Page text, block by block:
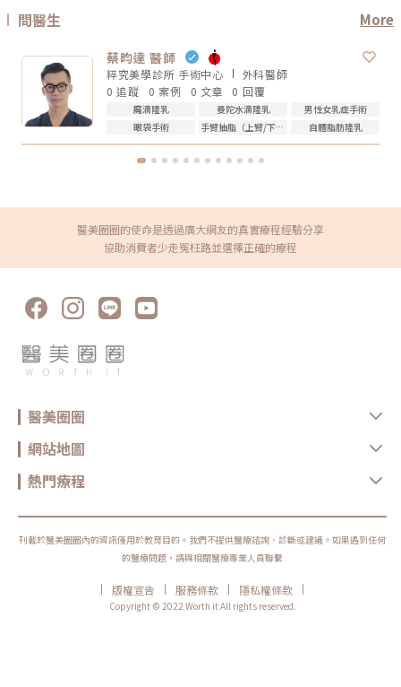
可能會有短暫泛紅、腫脹、痠感或觸痛，通常會逐漸緩解。實際狀況仍需依
防初老、改善膚質鬆弛，可以先從電波或其他較溫和的保養型療程評估。若
已經有明顯輪廓下垂，也可以和醫師討論音波。但年齡不是唯一標準，皮膚
厚度、脂肪量、鬆弛程度更重要。Q4：電波音波可以取代拉皮手術嗎？不
能完全取代。電波音波適合輕度到中度鬆弛，屬於非侵入式抗老療程。如果
是非常明顯的皮膚鬆垂或組織下滑，仍可能需要評估手術或其他治療方式。
Q5：電波音波多久做一次？每個人的老化程度、儀器種類、能量設定和維
持需求不同，沒有固定答案。一般會由醫師依照膚況、年齡、預算與期待效
果規劃，不建議自己照網路頻率硬套。搞懂電波跟音波的差別，才能選對適
合自己的療程電波跟音波都是常見的非侵入式抗老療程，但它們不是誰取代
誰，也不是誰一定比較好。圈圈提醒，做療程前不要只看網路心得，也不要
先對！★溫馨提醒★小編要提醒大家，醫療並非單純的商業交易，所有的療
程都伴隨著風險。因此，作為消費者應該謹慎選擇合適的醫療方案，以確保
安全與健康。
刺激皮膚組織緊緻與膠原重塑，因此效果通常是逐步變化。有些人做完會覺
得臉比較緊、線條比較順，但真正的膠原變化通常需要時間。Thermage 官
「瞬間換臉」而是「慢慢變緊、變順、變精緻」做電波前需要注意什麼？無
論選無雙電波或鳳凰電波，療程前都建議注意以下幾點： 近期是否懷孕或
哺乳 是否有心律調節器或植入式電子裝置 施作區域是否有金屬植入物 是否
有嚴重皮膚發炎、傷口或感染 近期是否做過其他醫美療程 是否有蟹足腫或
特殊體質 是否正在服用影響皮膚修復的藥物這些資訊都應在諮詢時主動告
知醫療院所，即便是非侵入式療程，也不是每個人都適合做。做完電波後怎
麼保養？電波療程後，多數人不需要長時間恢復期，但仍建議做好基礎照
護： 加強保濕 避免過度去角質 做好防曬 短期內避免高溫環境，例如三溫
暖、烤箱 避免同時疊加刺激性保養品 依照院所指示安排回診或追蹤如果出
現明顯紅腫、疼痛、水泡、凹陷或異常不適，應儘快回原院所或尋求專業醫
鳳凰電波偏向輪廓拉提與深層緊實。選擇重點應該是你的需求，而不是單看
療程定位不同，並非互相取代關係。若主要需求是膚質與輕度緊緻，無雙電
波可能適合；若主要需求是明顯輪廓拉提，鳳凰電波仍有其定位。Q3：無
雙電波適合年輕人嗎？若已開始出現膚質粗糙、毛孔、細紋或輕微鬆弛，無
雙電波可作為早期保養型選項。不過仍建議由專業醫師評估是否真的需要施
果，通常需要定期保養。Q5：做完電波可以馬上化妝嗎？多數情況下恢復
期不長，但實際仍需依個人膚況與療程反應而定。若出現泛紅、敏感或熱
護。選對療程，比跟風更重要無雙電波與鳳凰電波各有優勢，前者偏向細緻
膚質與自然緊緻，後者則更聚焦在輪廓拉提與深層抗老。與其問「哪一個比
較厲害」，不如先釐清自己最在意的是膚質、鬆弛、輪廓，還是整體老化
感。但無論選哪一種，都建議先諮詢合格醫療院所，由專業醫師評估膚況、
時，也建議選擇原廠認證或合法合格的醫療院所，確認設備來源、探頭是否
為原廠正貨，以及操作人員是否具備相關經驗，這些都是影響療程安全與效
合自己的選擇。建議在施作前，先與專業醫療院所充分諮詢，了解自身膚
況、期待效果與可能限制，再做出更安心的決定。真正理想的變美，不是追
自信。鳳凰電波原廠認證診所：https://www.thermageflx.co/無雙電波原
廠認證診所：https://asia-density.com/map★溫馨提醒★小編要提醒大
者應該謹慎選擇合適的醫療方案，以確保安全與健康。
問醫生 More
蔡昀達 醫師
粹究美學診所 手術中心 外科醫師
0 追蹤
0 案例 0 文章 0 回覆
魔滴隆乳 曼陀水滴隆乳
男性女乳症手術
眼袋手術
手臂抽脂（上臂/下臂) 自體脂肪隆乳
醫美圈圈的使命是透過廣大網友的真實療程經驗分享
協助消費者少走冤枉路並選擇正確的療程
醫美圈圈
網站地圖
熱門療程
刊載於醫美圈圈內的資訊僅用於教育目的。我們不提供醫療諮詢、診斷或建議。如果遇到任何
的醫療問題，請與相關醫療專業人員聯繫
| 版權宣告 | 服務條款 | 隱私權條款
|
Copyright © 2022 Worth it All rights reserved.